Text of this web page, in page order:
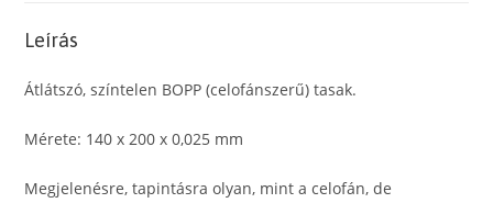
mennyiség
Leírás
Átlátszó, színtelen BOPP (celofánszerű) tasak.
Mérete: 140 x 200 x 0,025 mm
Megjelenésre, tapintásra olyan, mint a celofán, de